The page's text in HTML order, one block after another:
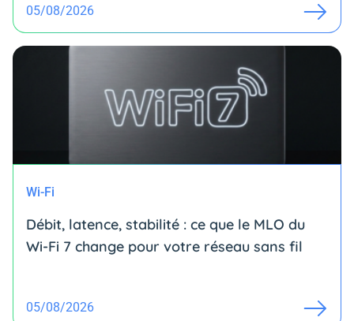
05/08/2026
Wi-Fi
Débit, latence, stabilité : ce que le MLO du
Wi-Fi 7 change pour votre réseau sans fil
05/08/2026